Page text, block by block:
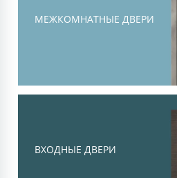
шумоизоляции
МЕЖКОМНАТНЫЕ ДВЕРИ
ВХОДНЫЕ ДВЕРИ